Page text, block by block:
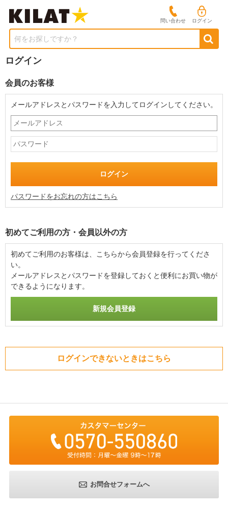
問い合わせ ログイン
何をお探しですか？
ログイン
会員のお客様
メールアドレスとパスワードを入力してログインしてください。
パスワードをお忘れの方はこちら
初めてご利用の方・会員以外の方
初めてご利用のお客様は、こちらから会員登録を行ってくださ
い。
メールアドレスとパスワードを登録しておくと便利にお買い物が
できるようになります。
ログインできないときはこちら
お問合せフォームへ